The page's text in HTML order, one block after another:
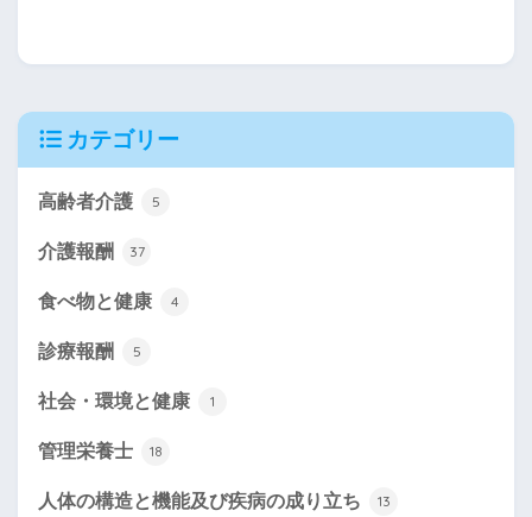
カテゴリー
高齢者介護 5
介護報酬 37
食べ物と健康 4
診療報酬 5
社会・環境と健康 1
管理栄養士 18
人体の構造と機能及び疾病の成り立ち 13